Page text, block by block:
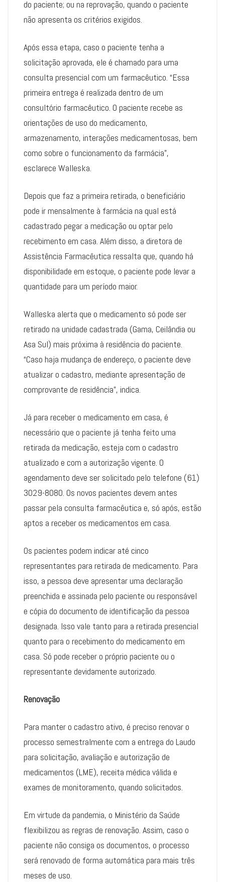
do paciente; ou na reprovação, quando o paciente
não apresenta os critérios exigidos.
Após essa etapa, caso o paciente tenha a
solicitação aprovada, ele é chamado para uma
consulta presencial com um farmacêutico. “Essa
primeira entrega é realizada dentro de um
consultório farmacêutico. O paciente recebe as
orientações de uso do medicamento,
armazenamento, interações medicamentosas, bem
como sobre o funcionamento da farmácia”,
esclarece Walleska.
Depois que faz a primeira retirada, o beneficiário
pode ir mensalmente à farmácia na qual está
cadastrado pegar a medicação ou optar pelo
recebimento em casa. Além disso, a diretora de
Assistência Farmacêutica ressalta que, quando há
disponibilidade em estoque, o paciente pode levar a
quantidade para um período maior.
Walleska alerta que o medicamento só pode ser
retirado na unidade cadastrada (Gama, Ceilândia ou
Asa Sul) mais próxima à residência do paciente.
“Caso haja mudança de endereço, o paciente deve
atualizar o cadastro, mediante apresentação de
comprovante de residência”, indica.
Já para receber o medicamento em casa, é
necessário que o paciente já tenha feito uma
retirada da medicação, esteja com o cadastro
atualizado e com a autorização vigente. O
agendamento deve ser solicitado pelo telefone (61)
3029-8080. Os novos pacientes devem antes
passar pela consulta farmacêutica e, só após, estão
aptos a receber os medicamentos em casa.
Os pacientes podem indicar até cinco
representantes para retirada de medicamento. Para
isso, a pessoa deve apresentar uma declaração
preenchida e assinada pelo paciente ou responsável
e cópia do documento de identificação da pessoa
designada. Isso vale tanto para a retirada presencial
quanto para o recebimento do medicamento em
casa. Só pode receber o próprio paciente ou o
representante devidamente autorizado.
Renovação
Para manter o cadastro ativo, é preciso renovar o
processo semestralmente com a entrega do Laudo
para solicitação, avaliação e autorização de
medicamentos (LME), receita médica válida e
exames de monitoramento, quando solicitados.
Em virtude da pandemia, o Ministério da Saúde
flexibilizou as regras de renovação. Assim, caso o
paciente não consiga os documentos, o processo
será renovado de forma automática para mais três
meses de uso.